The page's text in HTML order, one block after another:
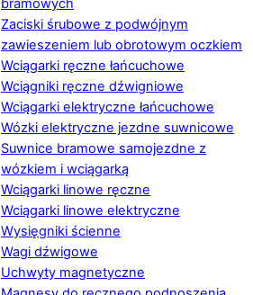
bramowych
Zaciski śrubowe z podwójnym
zawieszeniem lub obrotowym oczkiem
Wciągarki ręczne łańcuchowe
Wciągniki ręczne dźwigniowe
Wciągarki elektryczne łańcuchowe
Wózki elektryczne jezdne suwnicowe
Suwnice bramowe samojezdne z
wózkiem i wciągarką
Wciągarki linowe ręczne
Wciągarki linowe elektryczne
Wysięgniki ścienne
Wagi dźwigowe
Uchwyty magnetyczne